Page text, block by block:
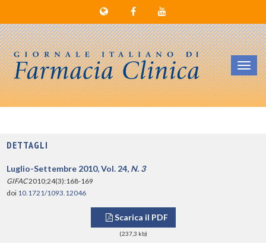
DETTAGLI
Luglio-Settembre 2010, Vol. 24, N. 3
GIFAC2010;24(3):168-169
doi 10.1721/1093.12046
Scarica il PDF
(237,3 kb)